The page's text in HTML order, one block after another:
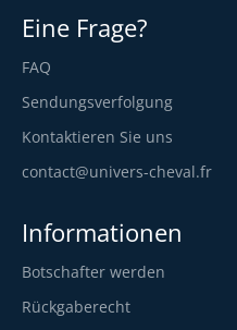
Eine Frage?
FAQ
Sendungsverfolgung
Kontaktieren Sie uns
contact@univers-cheval.fr
Informationen
Botschafter werden
Rückgaberecht